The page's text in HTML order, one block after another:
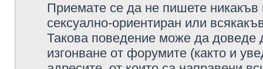
Приемате се да не пишете никакъв
сексуално-ориентиран или
Такова поведение може да доведе
изгонване от форумите (както и